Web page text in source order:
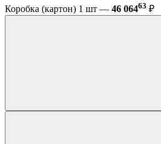
Коробка (картон) 1 шт — 46 06463 ₽